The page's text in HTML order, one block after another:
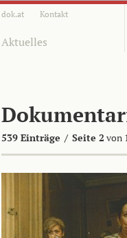
dok.at Kontakt
Aktuelles
539 Einträge / Seite 2 von